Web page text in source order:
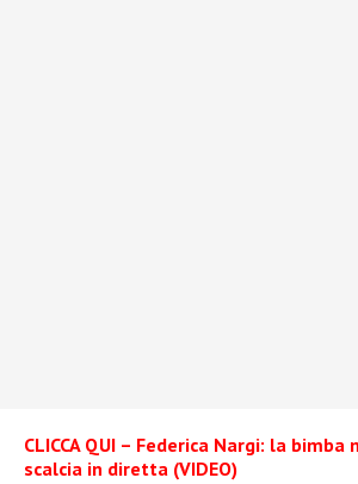
CLICCA QUI – Federica Nargi: la bimba
scalcia in diretta (VIDEO)